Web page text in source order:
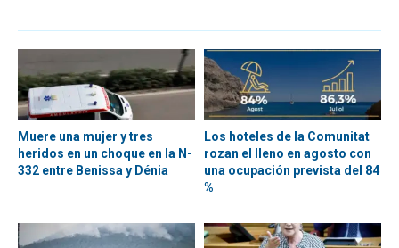
Muere una mujer y tres
heridos en un choque en la N-
332 entre Benissa y Dénia
Los hoteles de la Comunitat
rozan el lleno en agosto con
una ocupación prevista del 84
%